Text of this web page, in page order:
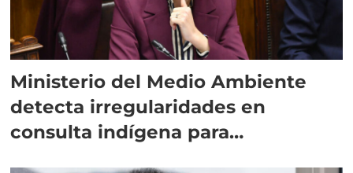
Ministerio del Medio Ambiente
detecta irregularidades en
consulta indígena para